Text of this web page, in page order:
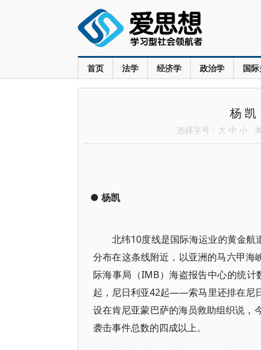
首页 法学 经济学 政治学 国
杨 凯
选择字号： 大 中 小
● 杨凯
北纬10度线是国际海运业的黄金
分布在这条线附近，以亚洲的马六甲海
际海事局（IMB）海盗报告中心的统
起，尼日利亚42起——索马里还排在尼
设在肯尼亚蒙巴萨的海员救助组织说，
袭击事件总数的四成以上。